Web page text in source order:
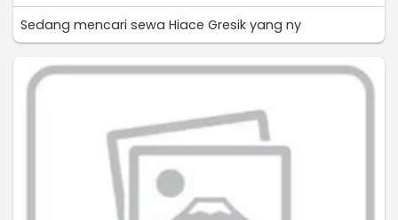
Sedang mencari sewa Hiace Gresik yang ny